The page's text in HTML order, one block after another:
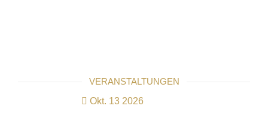
VERANSTALTUNGEN
Okt. 13 2026